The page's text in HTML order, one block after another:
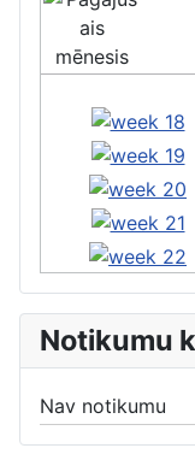
Notikumu
Nav notikumu